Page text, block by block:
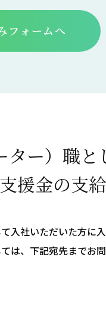
フォームへ
ター）職と
援金の支給
入社いただいた方に
は、下記宛先までお